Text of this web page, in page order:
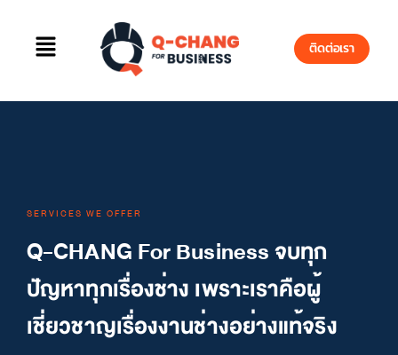
ติดต่อเรา
SERVICES WE OFFER
Q-CHANG For Business จบทุก
ปัญหาทุกเรื่องช่าง เพราะเราคือผู้
เชี่ยวชาญเรื่องงานช่างอย่างแท้จริง